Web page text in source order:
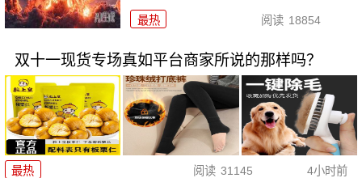
最热 阅读 18854
双十一现货专场真如平台商家所说的那样吗？
最热 阅读 31145 4小时前